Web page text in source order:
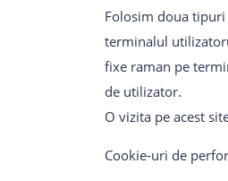
Folosim doua
terminalul
fixe raman pe
de utilizator.
O vizita pe acest
Cookie-uri de